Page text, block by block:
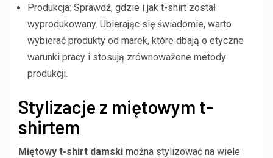
Produkcja: Sprawdź, gdzie i jak t-shirt został
wyprodukowany. Ubierając się świadomie, warto
wybierać produkty od marek, które dbają o etyczne
warunki pracy i stosują zrównoważone metody
produkcji.
Stylizacje z miętowym t-
shirtem
Miętowy t-shirt damski można stylizować na wiele